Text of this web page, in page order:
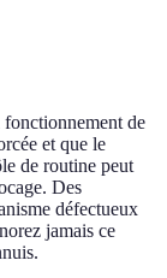
de
et que le
de routine peut
Des
défectueux
jamais ce